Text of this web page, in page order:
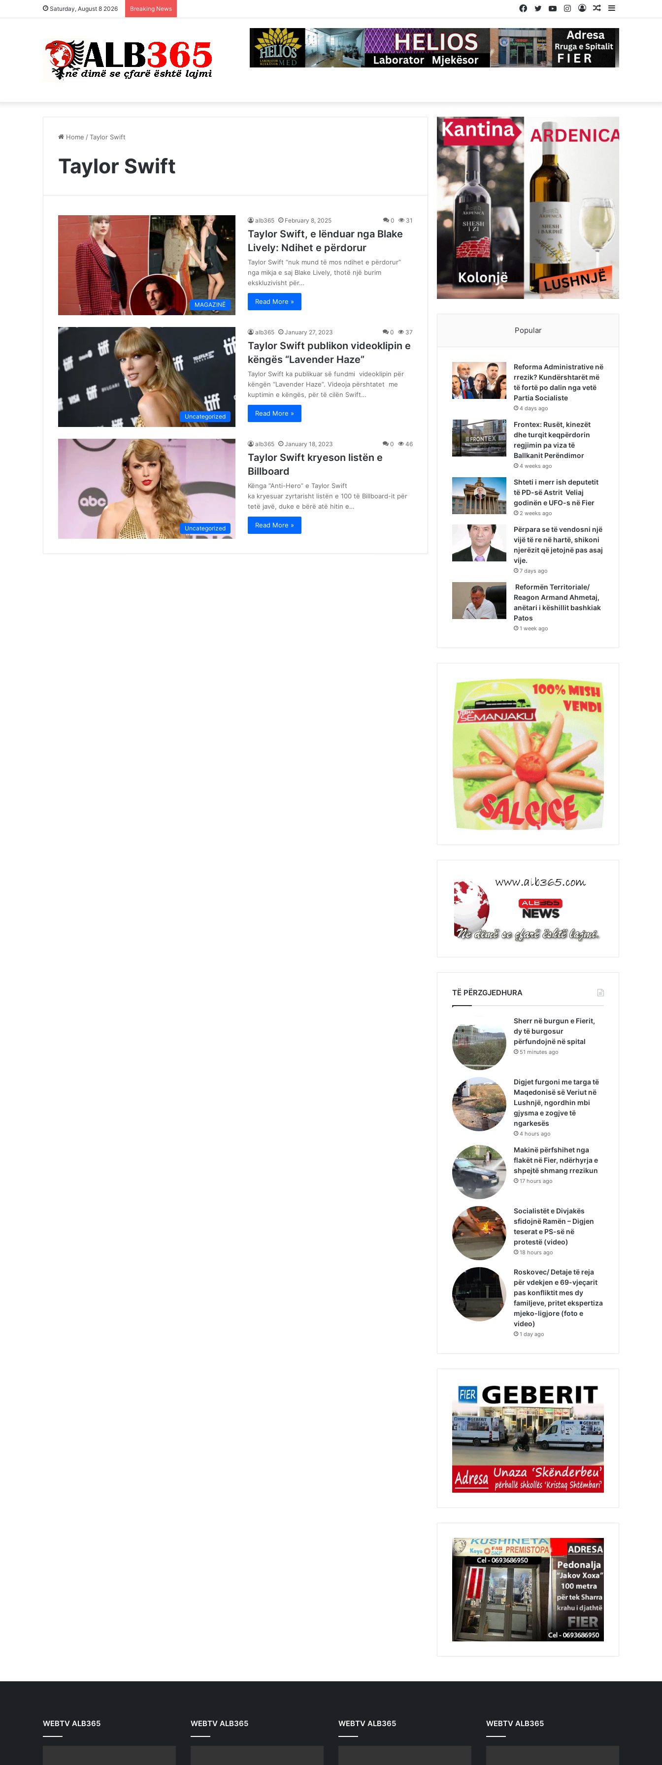
Saturday, August 8 2026 Breaking News Sidebar
Random
Log
Instagram
YouTube
Twitter
Facebook
Home /Taylor Swift
Taylor Swift
MAGAZINË
alb365 February 8, 2025 0 31
Taylor Swift, e lënduar nga Blake
Lively: Ndihet e përdorur
Taylor Swift “nuk mund të mos ndihet e përdorur”
nga mikja e saj Blake Lively, thotë një burim
ekskluzivisht për…
Read More »
Uncategorized
alb365 January 27, 2023 0 37
Taylor Swift publikon videoklipin e
këngës “Lavender Haze”
Taylor Swift ka publikuar së fundmi videoklipin për
këngën “Lavender Haze”. Videoja përshtatet me
kuptimin e këngës, për të cilën Swift…
Read More »
Uncategorized
alb365 January 18, 2023 0 46
Taylor Swift kryeson listën e
Billboard
Kënga “Anti-Hero” e Taylor Swift
ka kryesuar zyrtarisht listën e 100 të Billboard-it për
tetë javë, duke e bërë atë hitin e…
Read More »
Popular
Reforma Administrative në
rrezik? Kundërshtarët më
të fortë po dalin nga vetë
Partia Socialiste
4 days ago
Frontex: Rusët, kinezët
dhe turqit keqpërdorin
regjimin pa viza të
Ballkanit Perëndimor
4 weeks ago
Shteti i merr ish deputetit
të PD-së Astrit Veliaj
godinën e UFO-s në Fier
2 weeks ago
Përpara se të vendosni një
vijë të re në hartë, shikoni
njerëzit që jetojnë pas asaj
vije.
7 days ago
Reformën Territoriale/
Reagon Armand Ahmetaj,
anëtari i këshillit bashkiak
Patos
1 week ago
TË PËRZGJEDHURA
Sherr në burgun e Fierit,
dy të burgosur
përfundojnë në spital
51 minutes ago
Digjet furgoni me targa të
Maqedonisë së Veriut në
Lushnjë, ngordhin mbi
gjysma e zogjve të
ngarkesës
4 hours ago
Makinë përfshihet nga
flakët në Fier, ndërhyrja e
shpejtë shmang rrezikun
17 hours ago
Socialistët e Divjakës
sfidojnë Ramën – Digjen
teserat e PS-së në
protestë (video)
18 hours ago
Roskovec/ Detaje të reja
për vdekjen e 69-vjeçarit
pas konfliktit mes dy
familjeve, pritet ekspertiza
mjeko-ligjore (foto e
video)
1 day ago
WEBTV ALB365 WEBTV ALB365 WEBTV ALB365 WEBTV ALB365